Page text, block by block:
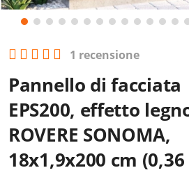
1 recensione
Pannello di facciata
EPS200, effetto
ROVERE SONOMA,
18x1,9x200 cm (0,36